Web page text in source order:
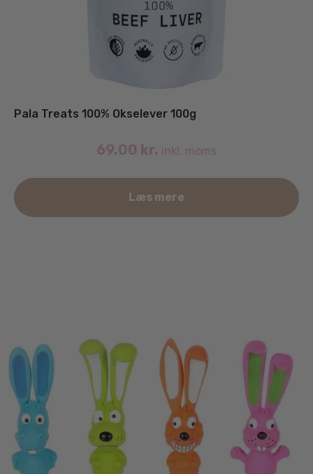
Pala Treats 100% Okselever 100g
69.00 kr. inkl. moms
Læs mere